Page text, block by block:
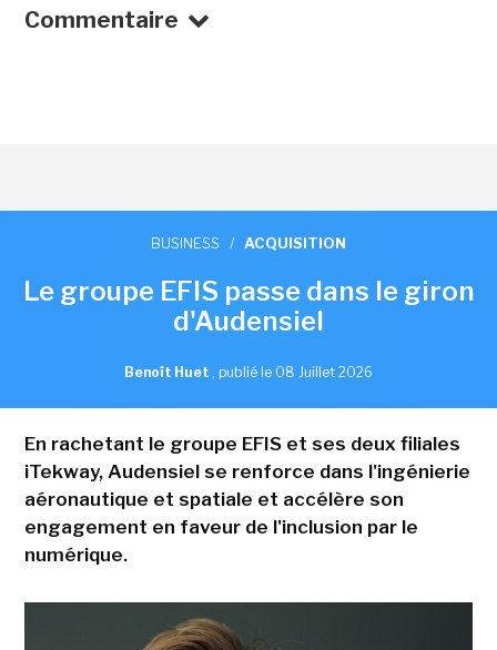
Commentaire
BUSINESS / ACQUISITION
Le groupe EFIS passe dans le giron
d'Audensiel
Benoît Huet , publié le 08 Juillet 2026
En rachetant le groupe EFIS et ses deux filiales
iTekway, Audensiel se renforce dans l'ingénierie
aéronautique et spatiale et accélère son
engagement en faveur de l'inclusion par le
numérique.